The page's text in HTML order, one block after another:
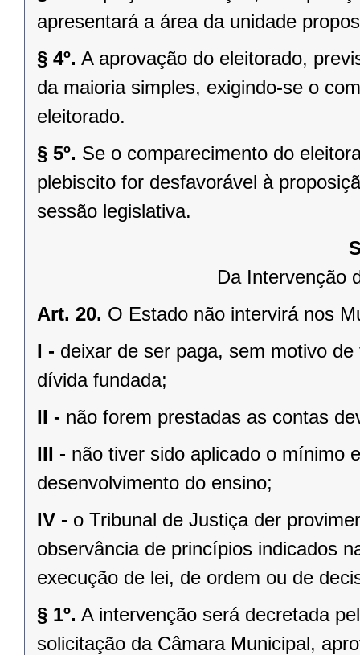
apresentará a área da unidade
§ 4º. A aprovação do eleitorado,
da maioria simples, exigindo-se o
eleitorado.
§ 5º. Se o comparecimento do
plebiscito for desfavorável à
sessão legislativa.
Da Intervenção
Art. 20. O Estado não intervirá nos
I - deixar de ser paga, sem motivo
dívida fundada;
II - não forem prestadas as contas
III - não tiver sido aplicado o mínimo
desenvolvimento do ensino;
IV - o Tribunal de Justiça der
observância de princípios indicados
execução de lei, de ordem ou de
§ 1º. A intervenção será decretada
solicitação da Câmara Municipal,